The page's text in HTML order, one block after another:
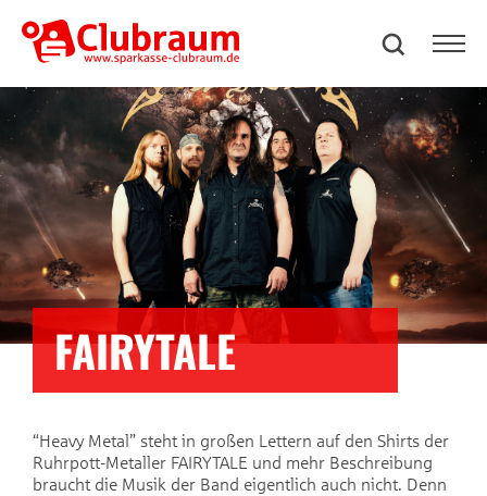
FAIRYTALE
“Heavy Metal” steht in großen Lettern auf den Shirts der
Ruhrpott-Metaller FAIRYTALE und mehr Beschreibung
braucht die Musik der Band eigentlich auch nicht. Denn